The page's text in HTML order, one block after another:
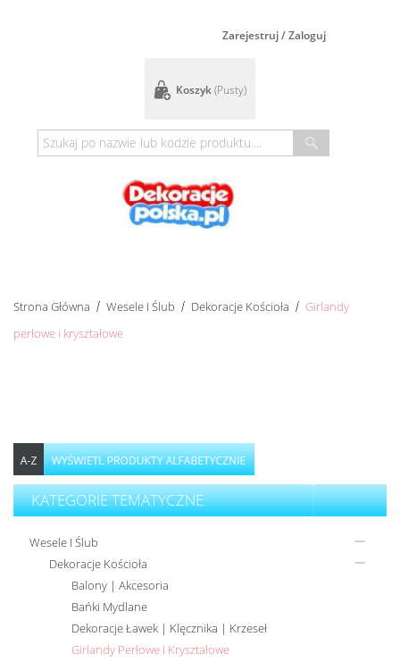
Zarejestruj / Zaloguj
Koszyk(pusty)
Strona Główna Wesele I Ślub Dekoracje Kościoła
Girlandy
perłowe i kryształowe
KATEGORIE TEMATYCZNE
Wesele I Ślub
Dekoracje Kościoła
Balony | Akcesoria
Bańki Mydlane
Dekoracje Ławek | Klęcznika | Krzeseł
Girlandy Perłowe I Kryształowe